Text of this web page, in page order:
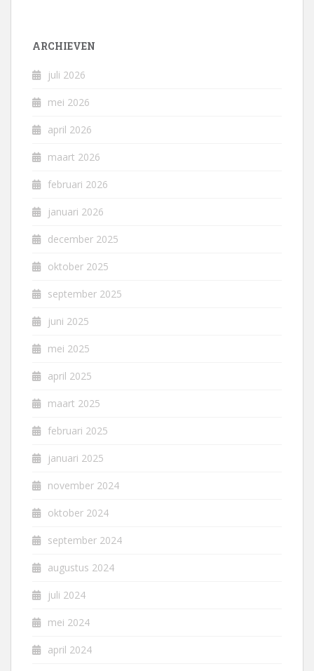
ARCHIEVEN
juli 2026
mei 2026
april 2026
maart 2026
februari 2026
januari 2026
december 2025
oktober 2025
september 2025
juni 2025
mei 2025
april 2025
maart 2025
februari 2025
januari 2025
november 2024
oktober 2024
september 2024
augustus 2024
juli 2024
mei 2024
april 2024